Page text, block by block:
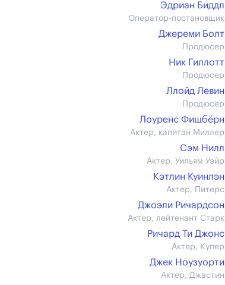
Эдриан Биддл
Оператор-постановщик
Джереми Болт
Продюсер
Ник Гиллотт
Продюсер
Ллойд Левин
Продюсер
Лоуренс Фишбёрн
Актер, капитан Миллер
Сэм Нилл
Актер, Уильям Уэйр
Кэтлин Куинлэн
Актер, Питерс
Джоэли Ричардсон
Актер, лейтенант Старк
Ричард Ти Джонс
Актер, Купер
Джек Ноузуорти
Актер, Джастин